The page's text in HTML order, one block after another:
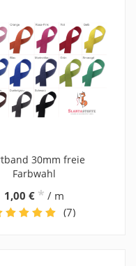
30mm freie
Farbwahl
1,00 € * / m
(7)